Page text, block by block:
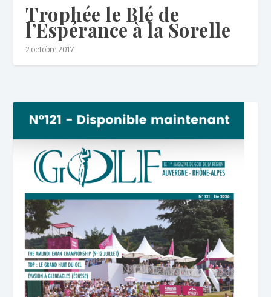
Trophée le Blé de
l’Espérance à la Sorelle
2 octobre 2017